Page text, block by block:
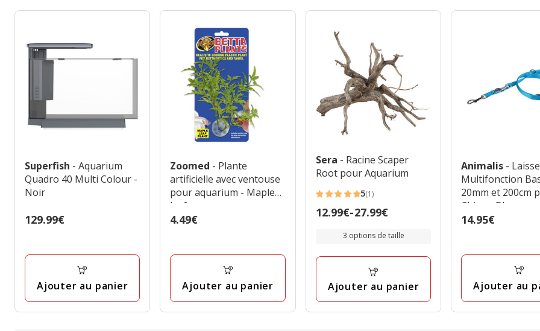
Superfish - Aquarium
Quadro 40 Multi Colour -
Noir
Prix
129.99€
Ajouter au panier
Zoomed - Plante
artificielle avec ventouse
pour aquarium - Maple
leaf
Prix
4.49€
Ajouter au panier
Sera - Racine Scaper
Root pour Aquarium
5
étoiles
avis
5(1)
Prix
12.99€
à
12.99€-27.99€
3 options de taille
Ajouter au panier
Animalis - Laisse
Multifonction
20mm et 200cm
Chien - Bleu
Prix
14.95€
Ajouter au